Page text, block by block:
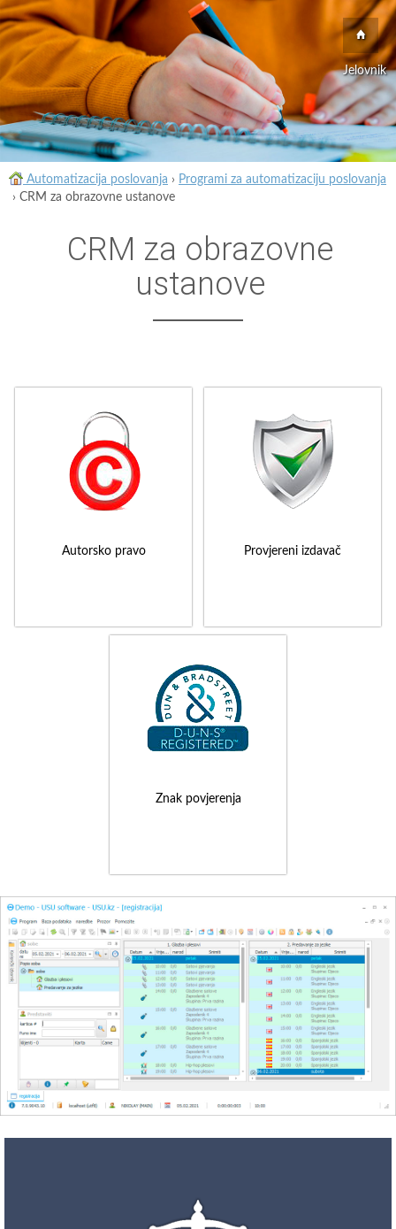
Jelovnik
Automatizacija poslovanja › Programi za automatizaciju poslovanja
› CRM za obrazovne ustanove
CRM za obrazovne
ustanove
Autorsko pravo Provjereni izdavač
Znak povjerenja